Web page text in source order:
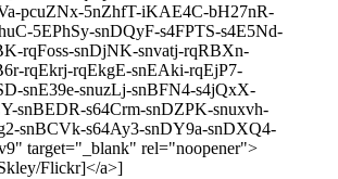
pcuZNx-5nZhfT-iKAE4C-bH27nR-
5EPhSy-snDQyF-s4FPTS-s4E5Nd-
rqFoss-snDjNK-snvatj-rqRBXn-
rqEkrj-rqEkgE-snEAki-rqEjP7-
snE39e-snuzLj-snBFN4-s4jQxX-
snBEDR-s64Crm-snDZPK-snuxvh-
snBCVk-s64Ay3-snDY9a-snDXQ4-
target="_blank" rel="noopener">
Flickr]</a>]